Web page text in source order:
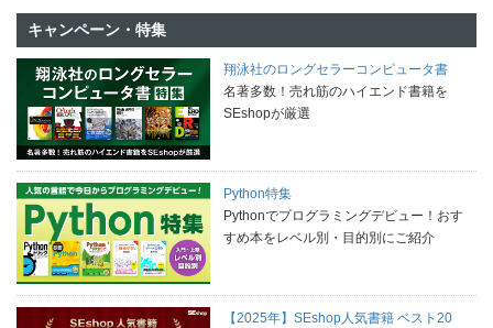
キャンペーン・特集
翔泳社のロングセラーコンピュータ書
名著多数！売れ筋のハイエンド書籍を
SEshopが厳選
Python特集
Pythonでプログラミングデビュー！おす
すめ本をレベル別・目的別にご紹介
【2025年】SEshop人気書籍 ベスト20